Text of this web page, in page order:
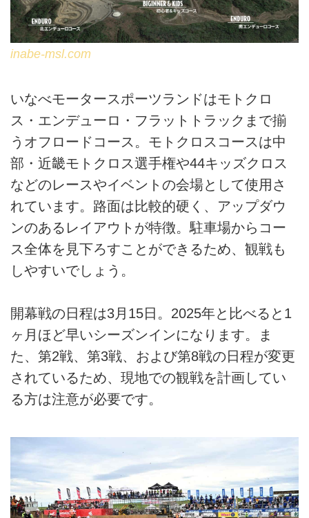
inabe-msl.com
いなべモータースポーツランドはモトクロ
ス・エンデューロ・フラットトラックまで揃
うオフロードコース。モトクロスコースは中
部・近畿モトクロス選手権や44キッズクロス
などのレースやイベントの会場として使用さ
れています。路面は比較的硬く、アップダウ
ンのあるレイアウトが特徴。駐車場からコー
ス全体を見下ろすことができるため、観戦も
しやすいでしょう。
開幕戦の日程は3月15日。2025年と比べると1
ヶ月ほど早いシーズンインになります。ま
た、第2戦、第3戦、および第8戦の日程が変更
されているため、現地での観戦を計画してい
る方は注意が必要です。